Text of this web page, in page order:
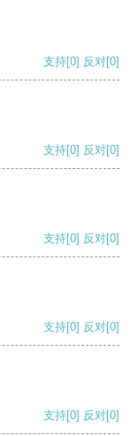
支持[0] 反对[0]
支持[0] 反对[0]
支持[0] 反对[0]
支持[0] 反对[0]
支持[0] 反对[0]